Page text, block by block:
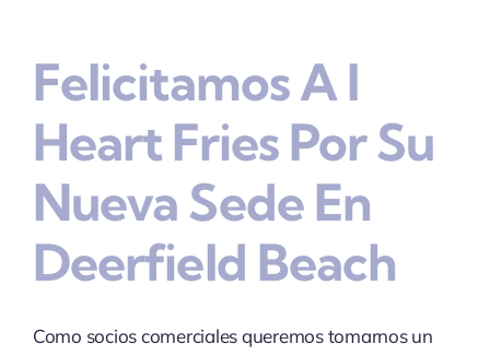
Felicitamos A I
Heart Fries Por Su
Nueva Sede En
Deerfield Beach
Como socios comerciales queremos tomarnos un